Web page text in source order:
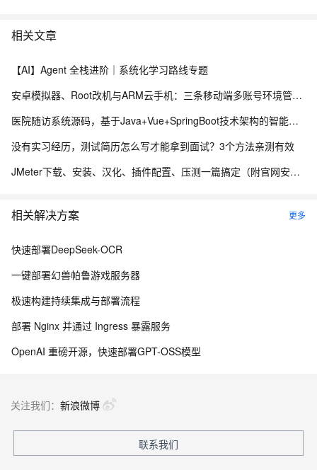
相关文章
【AI】Agent 全栈进阶｜系统化学习路线专题
安卓模拟器、Root改机与ARM云手机：三条移动端多账号环境管理路径的工程实测手记
医院随访系统源码，基于Java+Vue+SpringBoot技术架构的智能化管理平台
没有实习经历，测试简历怎么写才能拿到面试？3个方法亲测有效
JMeter下载、安装、汉化、插件配置、压测一篇搞定（附官网安装包）
相关解决方案 更多
快速部署DeepSeek-OCR
一键部署幻兽帕鲁游戏服务器
极速构建持续集成与部署流程
部署 Nginx 并通过 Ingress 暴露服务
OpenAI 重磅开源，快速部署GPT-OSS模型
关注我们： 新浪微博
联系我们